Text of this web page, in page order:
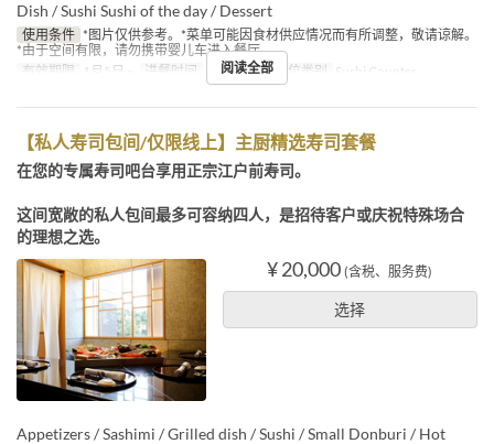
Dish / Sushi Sushi of the day / Dessert
使用条件 *图片仅供参考。*菜单可能因食材供应情况而有所调整，敬请谅解。
*由于空间有限，请勿携带婴儿车进入餐厅。
有效期限
1月5日 ~ 进餐时间 午餐, 晚餐 座位类别 Sushi Counter
阅读全部
【私人寿司包间/仅限线上】主厨精选寿司套餐
在您的专属寿司吧台享用正宗江户前寿司。
这间宽敞的私人包间最多可容纳四人，是招待客户或庆祝特殊场合
的理想之选。
¥ 20,000 (含税、服务费)
选择
Appetizers / Sashimi / Grilled dish / Sushi / Small Donburi / Hot